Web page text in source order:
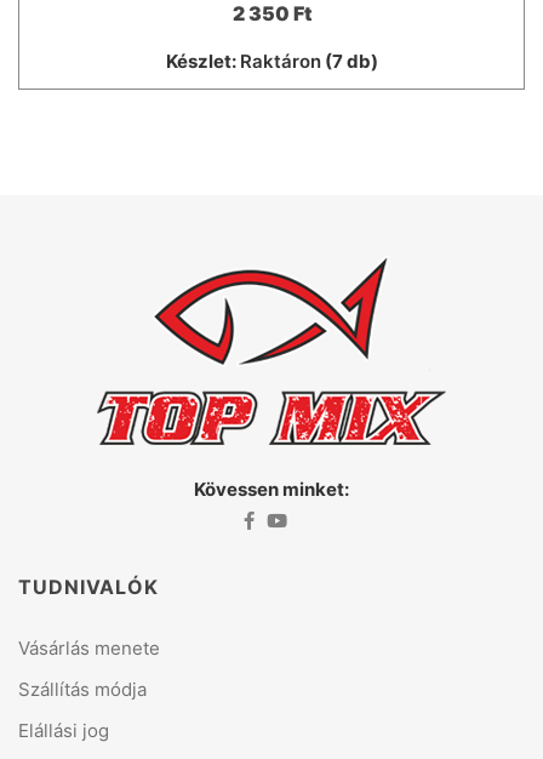
2 350 Ft
Készlet: Raktáron(7 db)
Kövessen minket:
TUDNIVALÓK
Vásárlás menete
Szállítás módja
Elállási jog